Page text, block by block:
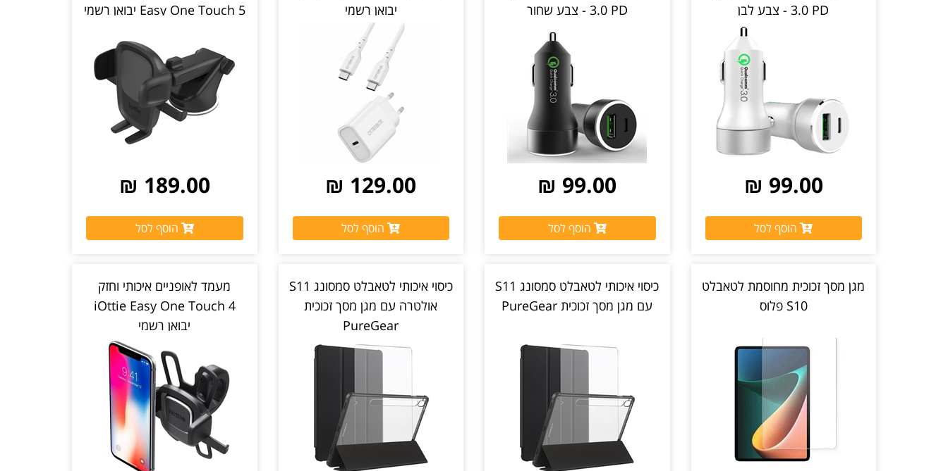
3.0 PD - צבע לבן
99.00 ₪
הוסף לסל
3.0 PD - צבע שחור
99.00 ₪
הוסף לסל
יבואן רשמי
129.00 ₪
הוסף לסל
Easy One Touch 5 יבואן רשמי
189.00 ₪
הוסף לסל
מגן מסך זכוכית מחוסמת לטאבלט
S10 פלוס
כיסוי איכותי לטאבלט סמסונג S11
עם מגן מסך זכוכית PureGear
כיסוי איכותי לטאבלט סמסונג S11
אולטרה עם מגן מסך זכוכית
PureGear
מעמד לאופניים איכותי וחזק
iOttie Easy One Touch 4
יבואן רשמי